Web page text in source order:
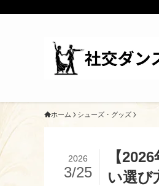
ホーム シューズ・グッズ
【
い選び
2026
3/25